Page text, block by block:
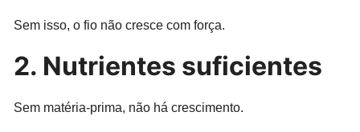
Sem isso, o fio não cresce com força.
2. Nutrientes suficientes
Sem matéria-prima, não há crescimento.